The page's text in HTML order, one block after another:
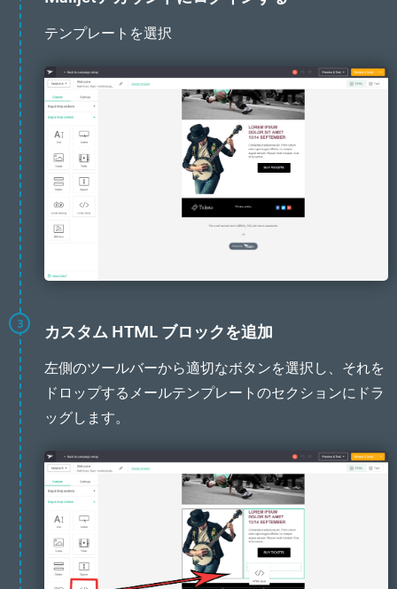
テンプレートを選択
3
カスタム HTML ブロックを追加
左側のツールバーから適切なボタンを選択し、それを
ドロップするメールテンプレートのセクションにドラ
ッグします。